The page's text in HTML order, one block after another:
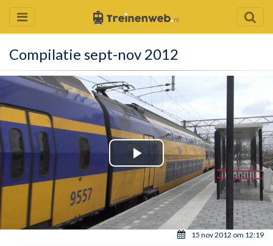
Compilatie sept-nov 2012
Play
Video
15 nov 2012 om 12:19